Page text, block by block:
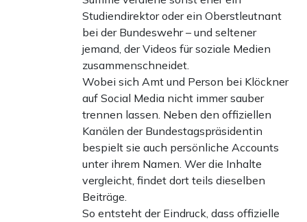
Studiendirektor oder ein Oberstleutnant
bei der Bundeswehr – und seltener
jemand, der Videos für soziale Medien
zusammenschneidet.
Wobei sich Amt und Person bei Klöckner
auf Social Media nicht immer sauber
trennen lassen. Neben den offiziellen
Kanälen der Bundestagspräsidentin
bespielt sie auch persönliche Accounts
unter ihrem Namen. Wer die Inhalte
vergleicht, findet dort teils dieselben
Beiträge.
So entsteht der Eindruck, dass offizielle